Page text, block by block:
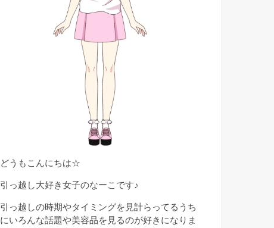
どうもこんにちは☆
引っ越し大好き女子のなーこです♪
引っ越しの時期やタイミングを見計らってるうち
にいろんな話題や美容品を見るのが好きになりま